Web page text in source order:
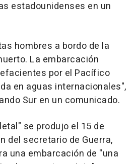
estadounidenses en un
hombres a bordo de la
La embarcación
por el Pacífico
en aguas internacionales",
Sur en un comunicado.
se produjo el 15 de
del secretario de Guerra,
una embarcación de "una